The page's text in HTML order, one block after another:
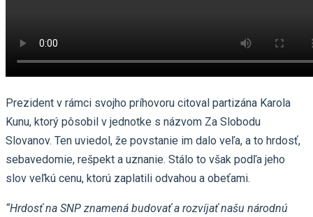
Prezident v rámci svojho príhovoru citoval partizána Karola
Kunu, ktorý pôsobil v jednotke s názvom Za Slobodu
Slovanov. Ten uviedol, že povstanie im dalo veľa, a to hrdosť,
sebavedomie, rešpekt a uznanie. Stálo to však podľa jeho
slov veľkú cenu, ktorú zaplatili odvahou a obeťami.
“Hrdosť na SNP znamená budovať a rozvíjať našu národnú